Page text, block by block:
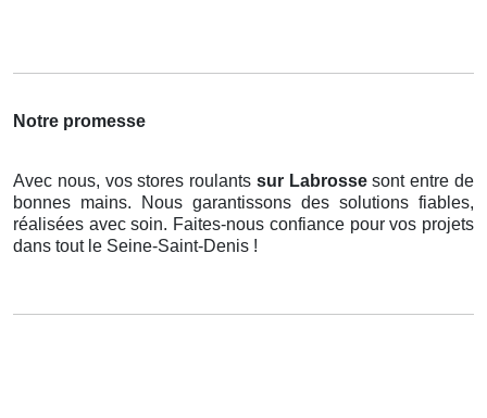
Notre promesse
Avec nous, vos stores roulants sur Labrossesont entre de
bonnes mains. Nous garantissons des solutions fiables,
réalisées avec soin. Faites-nous confiance pour vos projets
dans tout le Seine-Saint-Denis !